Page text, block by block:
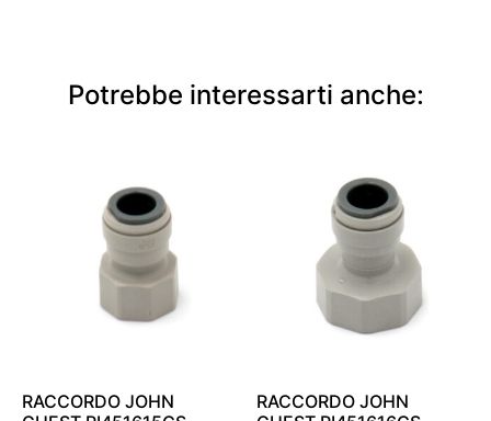
Potrebbe interessarti anche:
RACCORDO JOHN
RACCORDO JOHN